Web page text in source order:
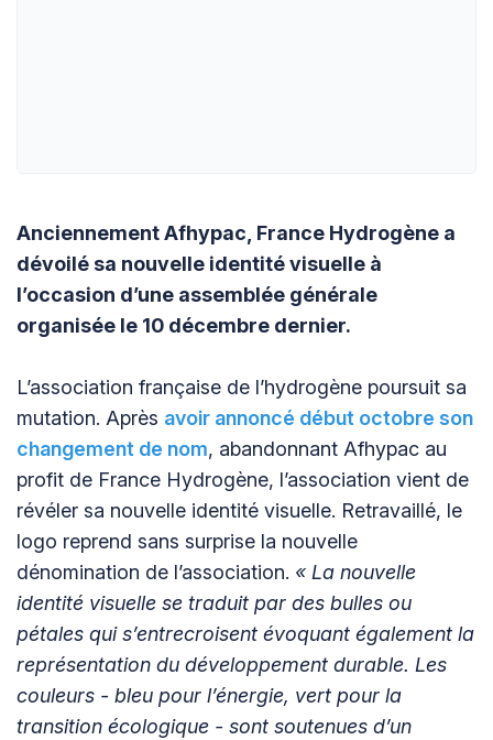
Anciennement Afhypac, France Hydrogène a
dévoilé sa nouvelle identité visuelle à
l’occasion d’une assemblée générale
organisée le 10 décembre dernier.
L’association française de l’hydrogène poursuit sa
mutation. Après avoir annoncé début octobre son
changement de nom, abandonnant Afhypac au
profit de France Hydrogène, l’association vient de
révéler sa nouvelle identité visuelle. Retravaillé, le
logo reprend sans surprise la nouvelle
dénomination de l’association. « La nouvelle
identité visuelle se traduit par des bulles ou
pétales qui s’entrecroisent évoquant également la
représentation du développement durable. Les
couleurs - bleu pour l’énergie, vert pour la
transition écologique - sont soutenues d’un